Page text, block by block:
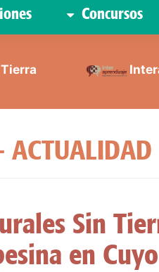
Concursos
ACTUALIDAD
Sin
en Cuyo